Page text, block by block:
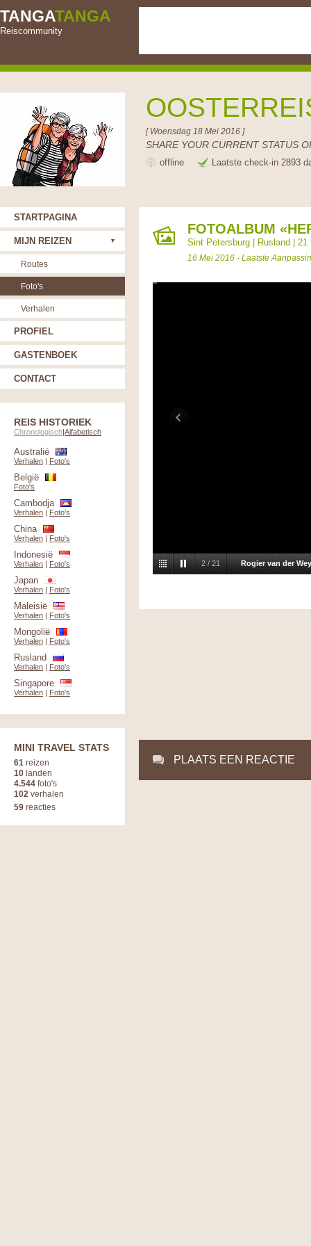
TANGATANGA
Reiscommunity
[ Woensdag 18 Mei 2016 ]
SHARE YOUR CURRENT STATUS
offline Laatste check-in 2893
FOTOALBUM
Sint Petersburg Rusland |
16 Mei 2016 - Laatste
2 / 21 Rogier van der
PLAATS EEN REACTIE
STARTPAGINA
MIJN REIZEN
Routes
Foto's
Verhalen
PROFIEL
GASTENBOEK
CONTACT
REIS HISTORIEK
Chronologisch|Alfabetisch
Australië
Verhalen | Foto's
België
Foto's
Cambodja
Verhalen | Foto's
China
Verhalen | Foto's
Indonesië
Verhalen | Foto's
Japan
Verhalen | Foto's
Maleisië
Verhalen | Foto's
Mongolië
Verhalen | Foto's
Rusland
Verhalen | Foto's
Singapore
Verhalen | Foto's
MINI TRAVEL STATS
61 reizen
10 landen
4.544 foto's
102 verhalen
59 reacties